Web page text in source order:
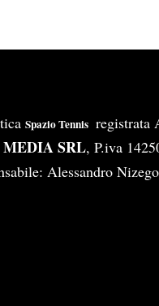
Spazio Tennis registrata
SRL, P.iva
Alessandro